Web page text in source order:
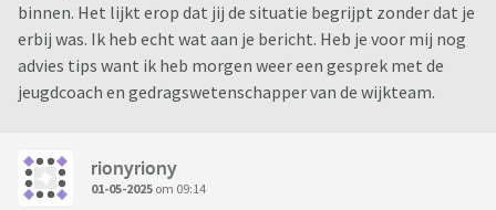
binnen. Het lijkt erop dat jij de situatie begrijpt zonder dat je
erbij was. Ik heb echt wat aan je bericht. Heb je voor mij nog
advies tips want ik heb morgen weer een gesprek met de
jeugdcoach en gedragswetenschapper van de wijkteam.
rionyriony
01-05-2025 om 09:14